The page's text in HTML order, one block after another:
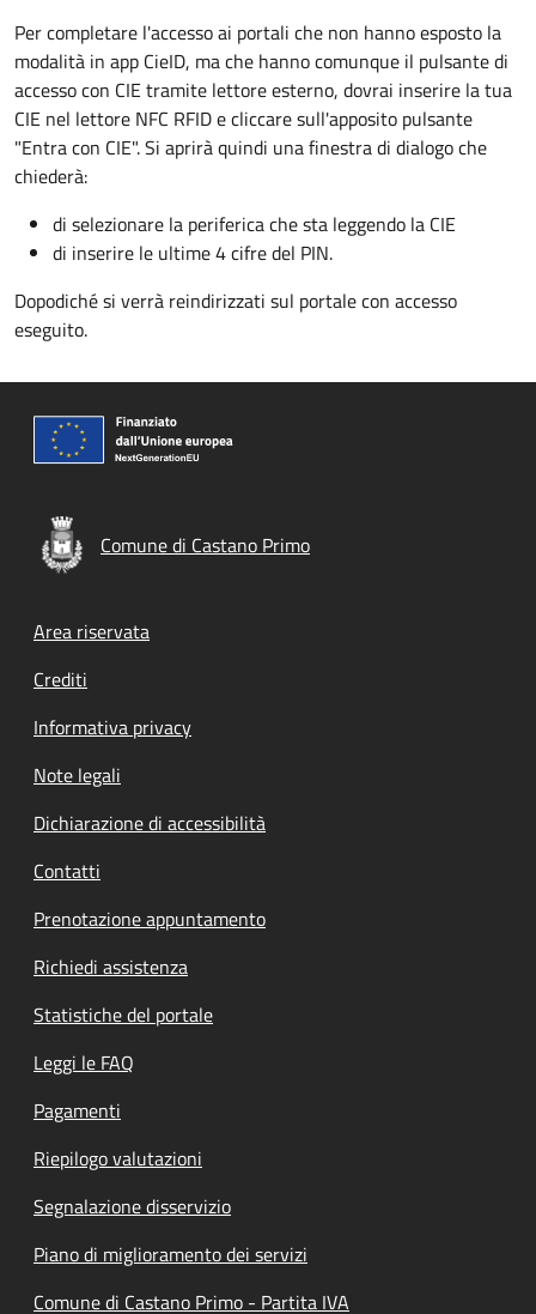
Per completare l'accesso ai portali che non hanno esposto la
modalità in app CieID, ma che hanno comunque il pulsante di
accesso con CIE tramite lettore esterno, dovrai inserire la tua
CIE nel lettore NFC RFID e cliccare sull'apposito pulsante
"Entra con CIE". Si aprirà quindi una finestra di dialogo che
chiederà:
di selezionare la periferica che sta leggendo la CIE
di inserire le ultime 4 cifre del PIN.
Dopodiché si verrà reindirizzati sul portale con accesso
eseguito.
Comune di Castano Primo
Footer menu
Area riservata
Crediti
Informativa privacy
Note legali
Dichiarazione di accessibilità
Contatti
Prenotazione appuntamento
Richiedi assistenza
Statistiche del portale
Leggi le FAQ
Pagamenti
Riepilogo valutazioni
Segnalazione disservizio
Piano di miglioramento dei servizi
Comune di Castano Primo - Partita IVA